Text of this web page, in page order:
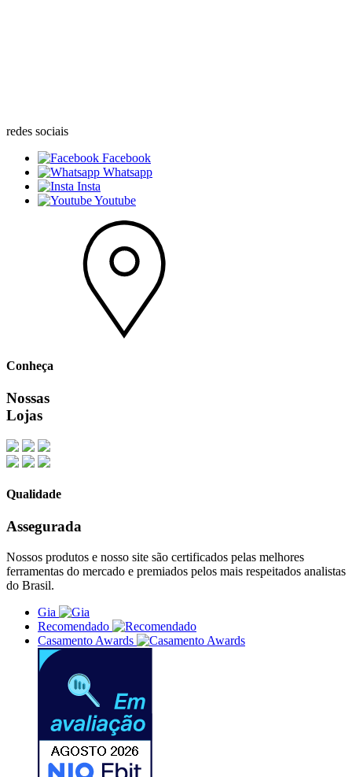
redes sociais
Facebook
Whatsapp
Insta
Youtube
Conheça
Nossas
Lojas
Qualidade
Assegurada
Nossos produtos e nosso site são certificados pelas melhores
ferramentas do mercado e premiados pelos mais respeitados analistas
do Brasil.
Gia
Recomendado
Casamento Awards